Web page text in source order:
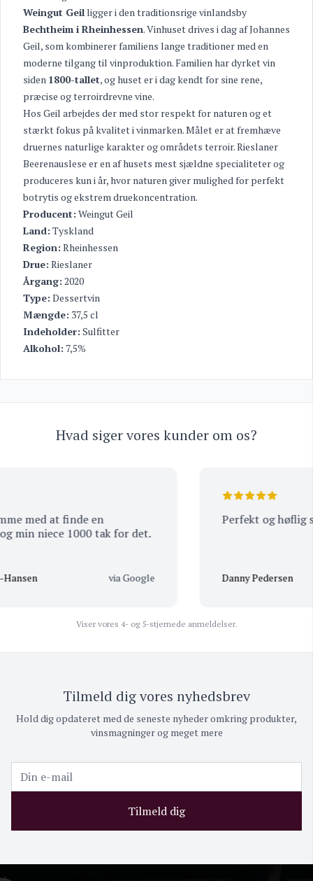
Weingut Geilligger i den traditionsrige vinlandsby
Bechtheim i Rheinhessen. Vinhuset drives i dag af Johannes
Geil, som kombinerer familiens lange traditioner med en
moderne tilgang til vinproduktion. Familien har dyrket vin
siden 1800-tallet, og huset er i dag kendt for sine rene,
præcise og terroirdrevne vine.
Hos Geil arbejdes der med stor respekt for naturen og et
stærkt fokus på kvalitet i vinmarken. Målet er at fremhæve
druernes naturlige karakter og områdets terroir. Rieslaner
Beerenauslese er en af husets mest sjældne specialiteter og
produceres kun i år, hvor naturen giver mulighed for perfekt
botrytis og ekstrem druekoncentration.
Producent: Weingut Geil
Land: Tyskland
Region: Rheinhessen
Drue: Rieslaner
Årgang: 2020
Type: Dessertvin
Mængde: 37,5 cl
Indeholder: Sulfitter
Alkohol: 7,5%
Hvad siger vores kunder om os?
med at finde en
niece 1000 tak for det.
via Google
Perfekt og høflig
Danny Pedersen
Viser vores 4- og 5-stjernede anmeldelser.
Tilmeld dig vores nyhedsbrev
Hold dig opdateret med de seneste nyheder omkring produkter,
vinsmagninger og meget mere
Tilmeld dig